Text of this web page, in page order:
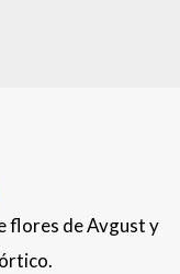
flores de Avgust y